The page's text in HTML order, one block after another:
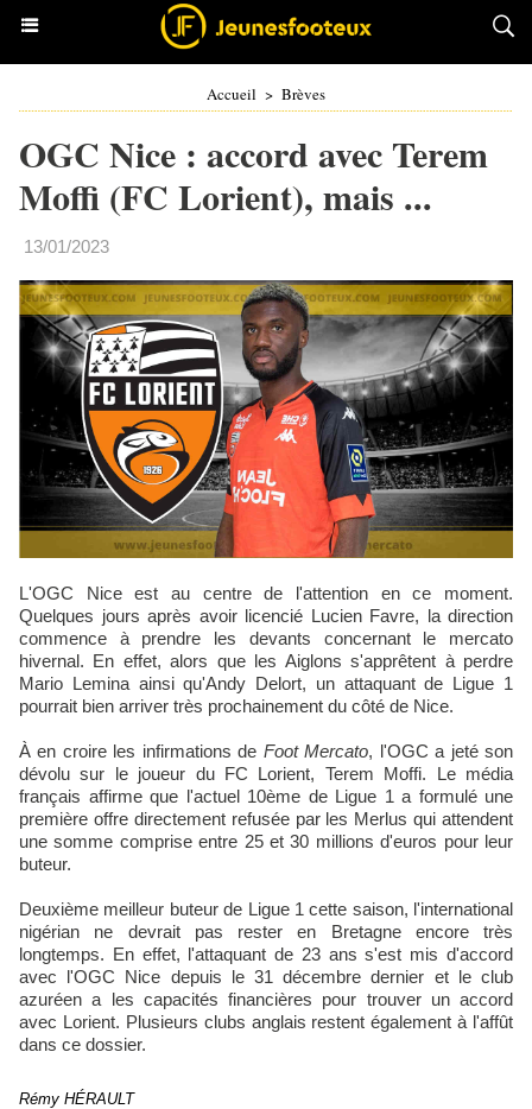
Accueil > Brèves
OGC Nice : accord avec Terem
Moffi (FC Lorient), mais ...
13/01/2023
L'OGC Nice est au centre de l'attention en ce moment.
Quelques jours après avoir licencié Lucien Favre, la direction
commence à prendre les devants concernant le mercato
hivernal. En effet, alors que les Aiglons s'apprêtent à perdre
Mario Lemina ainsi qu'Andy Delort, un attaquant de Ligue 1
pourrait bien arriver très prochainement du côté de Nice.
À en croire les infirmations de Foot Mercato, l'OGC a jeté son
dévolu sur le joueur du FC Lorient, Terem Moffi. Le média
français affirme que l'actuel 10ème de Ligue 1 a formulé une
première offre directement refusée par les Merlus qui attendent
une somme comprise entre 25 et 30 millions d'euros pour leur
buteur.
Deuxième meilleur buteur de Ligue 1 cette saison, l'international
nigérian ne devrait pas rester en Bretagne encore très
longtemps. En effet, l'attaquant de 23 ans s'est mis d'accord
avec l'OGC Nice depuis le 31 décembre dernier et le club
azuréen a les capacités financières pour trouver un accord
avec Lorient. Plusieurs clubs anglais restent également à l'affût
dans ce dossier.
Rémy HÉRAULT